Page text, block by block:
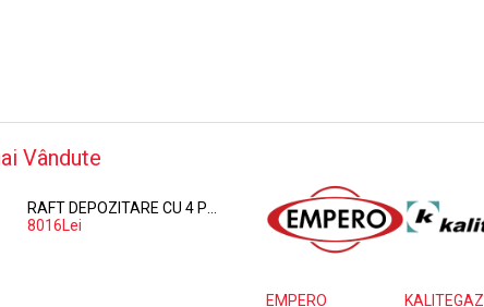
Vândute
8016Lei
EMPERO KALITEGAZ